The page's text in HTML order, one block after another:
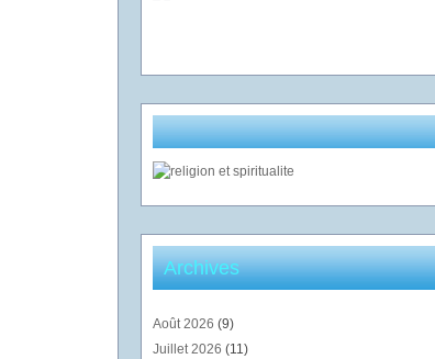
Archives
Août 2026 (9)
Juillet 2026 (11)